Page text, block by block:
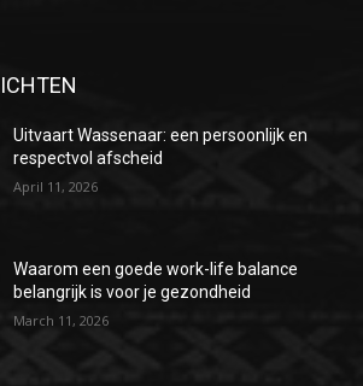
Uitvaart Wassenaar: een persoonlijk en
respectvol afscheid
April 11, 2026
Waarom een goede work-life balance
belangrijk is voor je gezondheid
March 11, 2026